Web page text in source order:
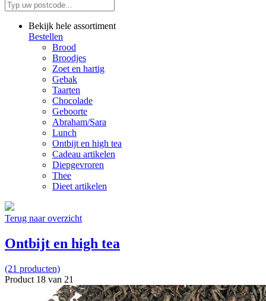
Bekijk hele assortiment
Bestellen
Brood
Broodjes
Zoet en hartig
Gebak
Taarten
Chocolade
Geboorte
Abraham/Sara
Lunch
Ontbijt en high tea
Cadeau artikelen
Diepgevroren
Thee
Dieet artikelen
Terug naar overzicht
Ontbijt en high tea
(21 producten)
Product 18 van 21